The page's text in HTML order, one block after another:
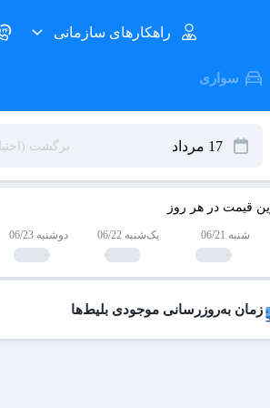
راهکارهای سازمانی
سواری
قیمت در هر روز
شنبه 06/21 یک‌شنبه 06/22 دوشنبه 06/23
زمان به‌روزرسانی موجودی بلیط‌ها